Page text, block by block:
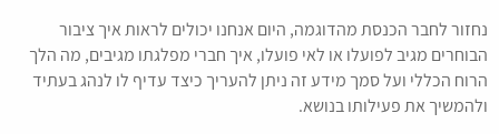
נחזור לחבר הכנסת מהדוגמה, היום אנחנו יכולים לראות איך ציבור
הבוחרים מגיב לפועלו או לאי פועלו, איך חברי מפלגתו מגיבים, מה הלך
הרוח הכללי ועל סמך מידע זה ניתן להעריך כיצד עדיף לו לנהג בעתיד
ולהמשיך את פעילותו בנושא.